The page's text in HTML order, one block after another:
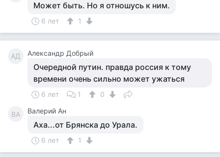
Может быть. Но я отношусь к ним.
6 лет 1
АД Александр Добрый
Очередной путин. правда россия к тому
времени очень сильно может ужаться
6 лет 1 0
ВА Валерий Ан
Аха...от Брянска до Урала.
6 лет 1